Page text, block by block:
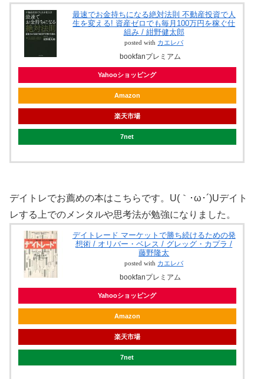
最速でお金持ちになる絶対法則 不動産投資で人
生を変える! 資産ゼロでも毎月100万円を稼ぐ仕
組み / 紺野健太郎
posted with カエレバ
bookfanプレミアム
Yahooショッピング
Amazon
楽天市場
7net
デイトレでお薦めの本はこちらです。U(｀･ω･´)Uデイト
レする上でのメンタルや思考法が勉強になりました。
デイトレード マーケットで勝ち続けるための発
想術 / オリバー・ベレス / グレッグ・カプラ /
藤野隆太
posted with カエレバ
bookfanプレミアム
Yahooショッピング
Amazon
楽天市場
7net